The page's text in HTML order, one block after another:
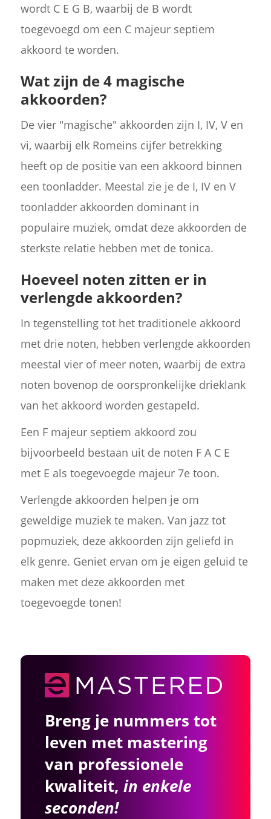
wordt C E G B, waarbij de B wordt
toegevoegd om een C majeur septiem
akkoord te worden.
Wat zijn de 4 magische
akkoorden?
De vier "magische" akkoorden zijn I, IV, V en
vi, waarbij elk Romeins cijfer betrekking
heeft op de positie van een akkoord binnen
een toonladder. Meestal zie je de I, IV en V
toonladder akkoorden dominant in
populaire muziek, omdat deze akkoorden de
sterkste relatie hebben met de tonica.
Hoeveel noten zitten er in
verlengde akkoorden?
In tegenstelling tot het traditionele akkoord
met drie noten, hebben verlengde akkoorden
meestal vier of meer noten, waarbij de extra
noten bovenop de oorspronkelijke drieklank
van het akkoord worden gestapeld.
Een F majeur septiem akkoord zou
bijvoorbeeld bestaan uit de noten F A C E
met E als toegevoegde majeur 7e toon.
Verlengde akkoorden helpen je om
geweldige muziek te maken. Van jazz tot
popmuziek, deze akkoorden zijn geliefd in
elk genre. Geniet ervan om je eigen geluid te
maken met deze akkoorden met
toegevoegde tonen!
Breng je nummers tot
leven met mastering
van professionele
kwaliteit, in enkele
seconden!